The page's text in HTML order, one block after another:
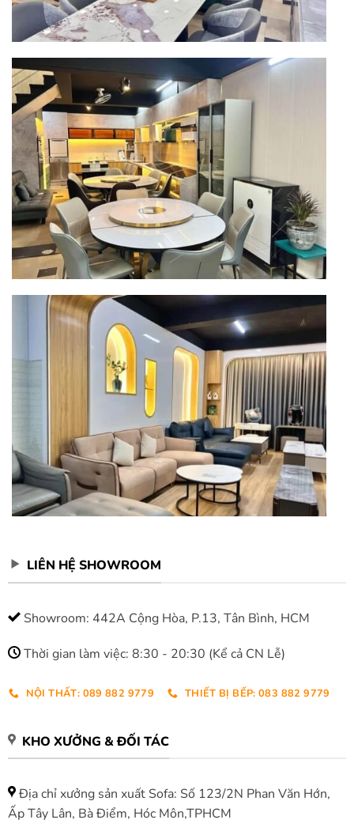
LIÊN HỆ SHOWROOM
Showroom: 442A Cộng Hòa, P.13, Tân Bình, HCM
Thời gian làm việc: 8:30 - 20:30 (Kể cả CN Lễ)
NỘI THẤT: 089 882 9779 THIẾT BỊ BẾP: 083 882 9779
KHO XƯỞNG & ĐỐI TÁC
Địa chỉ xưởng sản xuất Sofa: Số 123/2N Phan Văn Hớn,
Ấp Tây Lân, Bà Điểm, Hóc Môn,TPHCM